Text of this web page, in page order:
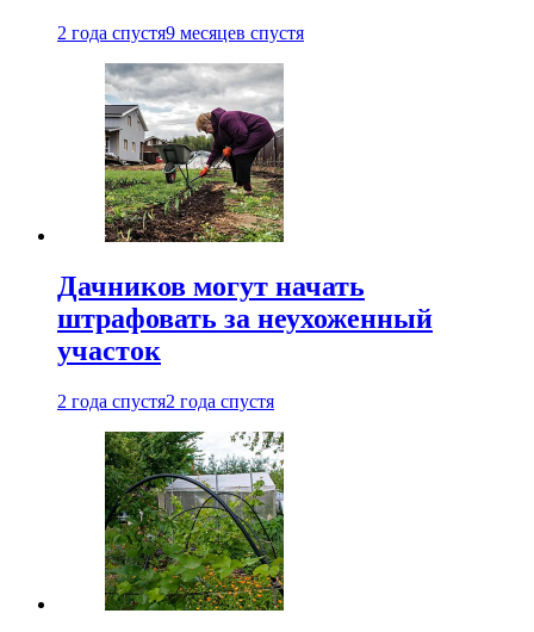
2 года спустя9 месяцев спустя
Дачников могут начать
штрафовать за неухоженный
участок
2 года спустя2 года спустя